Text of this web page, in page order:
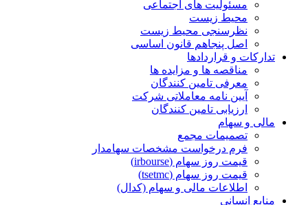
مسئولیت های اجتماعی
محیط زیست
نظرسنجی محیط زیست
اصل پنجاهم قانون اساسی
تدارکات و قراردادها
مناقصه ها و مزایده ها
معرفی تامین کنندگان
آیین نامه معاملاتی شرکت
ارزیابی تامین کنندگان
مالی و سهام
تصمیمات مجمع
فرم درخواست مشخصات سهامدار
قیمت روز سهام (irbourse)
قیمت روز سهام (tsetmc)
اطلاعات مالی و سهام (کدال)
منابع انسانی